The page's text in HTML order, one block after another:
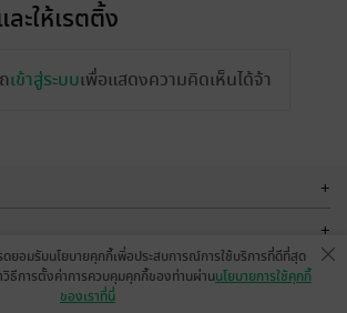
ะให้เรตติ้ง
เข้าสู่ระบบเพื่อแสดงความคิดเห็นได้จ้า
ดยอมรับนโยบายคุกกี้เพื่อประสบการณ์การใช้บริการที่ดีที่สุด
ธีการตั้งค่าการควบคุมคุกกี้ของท่านผ่านนโยบายการใช้คุกกี้
ของเราที่นี่